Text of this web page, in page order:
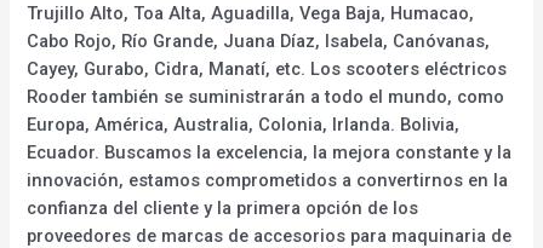
Trujillo Alto, Toa Alta, Aguadilla, Vega Baja, Humacao,
Cabo Rojo, Río Grande, Juana Díaz, Isabela, Canóvanas,
Cayey, Gurabo, Cidra, Manatí, etc. Los scooters eléctricos
Rooder también se suministrarán a todo el mundo, como
Europa, América, Australia, Colonia, Irlanda. Bolivia,
Ecuador. Buscamos la excelencia, la mejora constante y la
innovación, estamos comprometidos a convertirnos en la
confianza del cliente y la primera opción de los
proveedores de marcas de accesorios para maquinaria de